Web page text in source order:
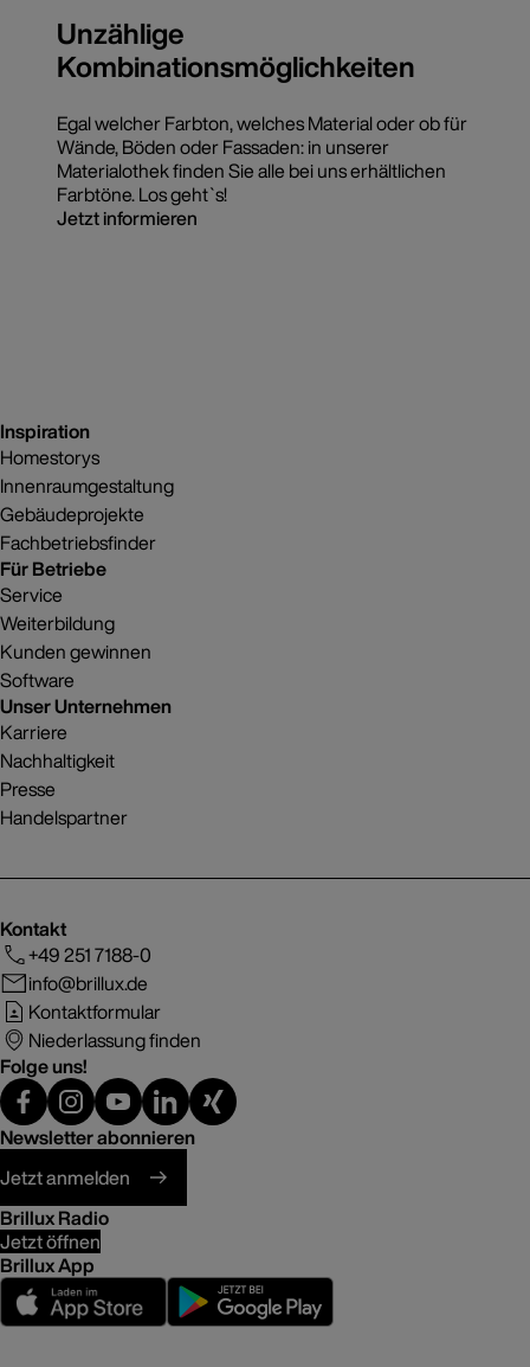
Unzählige
Kombinationsmöglichkeiten
Egal welcher Farbton, welches Material oder ob für
Wände, Böden oder Fassaden: in unserer
Materialothek finden Sie alle bei uns erhältlichen
Farbtöne. Los geht`s!
Jetzt informieren
Inspiration
Homestorys
Innenraumgestaltung
Gebäudeprojekte
Fachbetriebsfinder
Für Betriebe
Service
Weiterbildung
Kunden gewinnen
Software
Unser Unternehmen
Karriere
Nachhaltigkeit
Presse
Handelspartner
Kontakt
+49 251 7188-0
info@brillux.de
Kontaktformular
Niederlassung finden
Folge uns!
Newsletter abonnieren
Jetzt anmelden
Brillux Radio
Jetzt öffnen
Brillux App